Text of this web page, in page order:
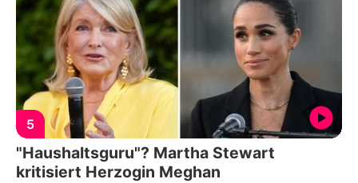
5
"Haushaltsguru"? Martha Stewart
kritisiert Herzogin Meghan